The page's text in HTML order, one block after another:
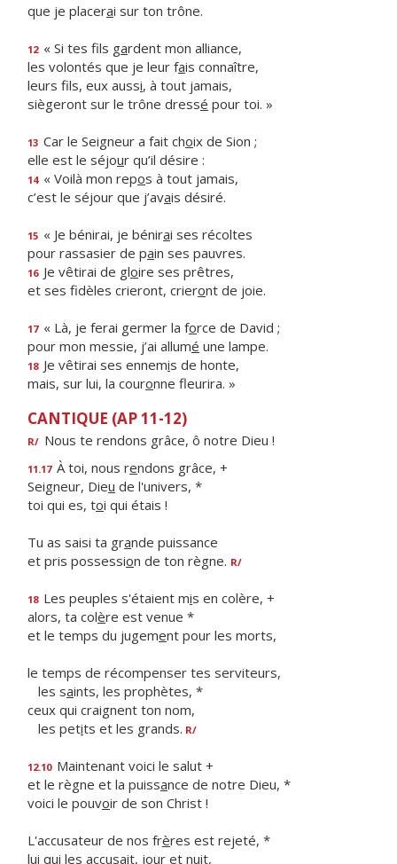
que je placerai sur ton trône.
12 « Si tes fils gardent mon alliance,
les volontés que je leur fais connaître,
leurs fils, eux aussi, à tout jamais,
siègeront sur le trône dressé pour toi. »
13 Car le Seigneur a fait choix de Sion ;
elle est le séjour qu’il désire :
14 « Voilà mon repos à tout jamais,
c’est le séjour que j’avais désiré.
15 « Je bénirai, je bénirai ses récoltes
pour rassasier de pain ses pauvres.
16 Je vêtirai de gloire ses prêtres,
et ses fidèles crieront, crieront de joie.
17 « Là, je ferai germer la force de David ;
pour mon messie, j’ai allumé une lampe.
18 Je vêtirai ses ennemis de honte,
mais, sur lui, la couronne fleurira. »
CANTIQUE (AP 11-12)
R/ Nous te rendons grâce, ô notre Dieu !
11.17 À toi, nous rendons grâce, +
Seigneur, Dieu de l'univers, *
toi qui es, toi qui étais !
Tu as saisi ta grande puissance
et pris possession de ton règne. R/
18 Les peuples s'étaient mis en colère, +
alors, ta colère est venue *
et le temps du jugement pour les morts,
le temps de récompenser tes serviteurs,
les saints, les prophètes, *
ceux qui craignent ton nom,
les petits et les grands. R/
12.10 Maintenant voici le salut +
et le règne et la puissance de notre Dieu, *
voici le pouvoir de son Christ !
L'accusateur de nos frères est rejeté, *
lui qui les accusait, jour et nuit,